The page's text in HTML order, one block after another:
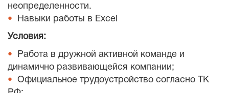
неопределенности.
Навыки работы в Excel
Условия:
Работа в дружной активной команде и
динамично развивающейся компании;
Официальное трудоустройство согласно ТК